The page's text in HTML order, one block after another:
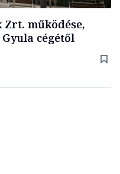
Zrt. működése,
cégétől